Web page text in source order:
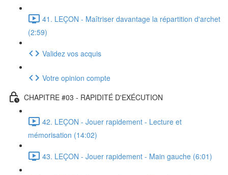
41. LEÇON - Maîtriser davantage la répartition d'archet
(2:59)
Validez vos acquis
Votre opinion compte
CHAPITRE #03 - RAPIDITÉ D'EXÉCUTION
42. LEÇON - Jouer rapidement - Lecture et
mémorisation (14:02)
43. LEÇON - Jouer rapidement - Main gauche (6:01)